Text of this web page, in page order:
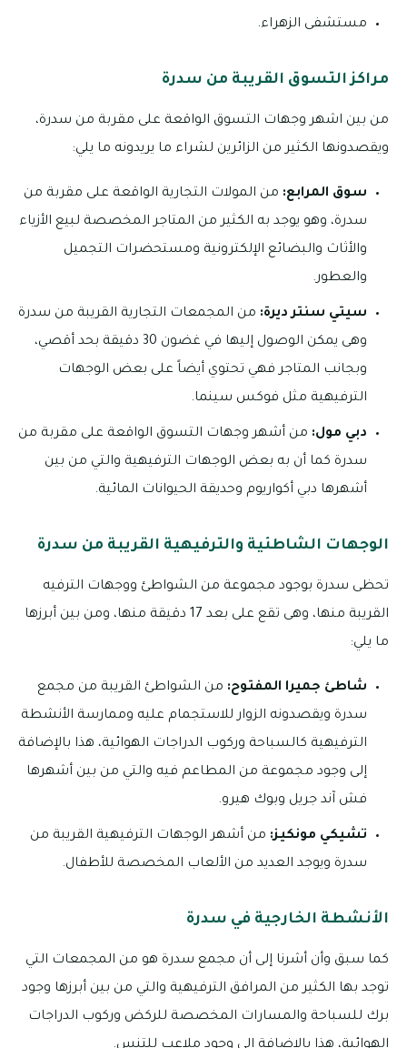
مستشفى الزهراء.
مراكز التسوق القريبة من سدرة
من بين اشهر وجهات التسوق الواقعة على مقربة من سدرة،
ويقصدونها الكثير من الزائرين لشراء ما يريدونه ما يلي:
سوق المرابع: من المولات التجارية الواقعة على مقربة من
سدرة، وهو يوجد به الكثير من المتاجر المخصصة لبيع الأزياء
والأثاث والبضائع الإلكترونية ومستحضرات التجميل
والعطور.
سيتي سنتر ديرة: من المجمعات التجارية القريبة من سدرة
وهى يمكن الوصول إليها في غضون 30 دقيقة بحد أقصي،
وبجانب المتاجر فهي تحتوي أيضاً على بعض الوجهات
الترفيهية مثل فوكس سينما.
دبي مول: من أشهر وجهات التسوق الواقعة على مقربة من
سدرة كما أن به بعض الوجهات الترفيهية والتي من بين
أشهرها دبي أكواريوم وحديقة الحيوانات المائية.
الوجهات الشاطئية والترفيهية القريبة من سدرة
تحظى سدرة بوجود مجموعة من الشواطئ ووجهات الترفيه
القريبة منها، وهى تقع على بعد 17 دقيقة منها، ومن بين أبرزها
ما يلي:
شاطئ جميرا المفتوح: من الشواطئ القريبة من مجمع
سدرة ويقصدونه الزوار للاستجمام عليه وممارسة الأنشطة
الترفيهية كالسباحة وركوب الدراجات الهوائية، هذا بالإضافة
إلى وجود مجموعة من المطاعم فيه والتي من بين أشهرها
فش آند جريل وبوك هيرو.
تشيكي مونكيز: من أشهر الوجهات الترفيهية القريبة من
سدرة ويوجد العديد من الألعاب المخصصة للأطفال.
الأنشطة الخارجية في سدرة
كما سبق وأن أشرنا إلى أن مجمع سدرة هو من المجمعات التي
توجد بها الكثير من المرافق الترفيهية والتي من بين أبرزها وجود
برك للسباحة والمسارات المخصصة للركض وركوب الدراجات
الهوائية، هذا بالإضافة إلى وجود ملاعب للتنس.